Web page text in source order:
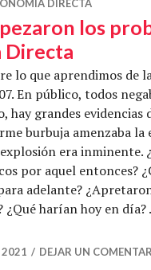
DIRECTA
los
Directa
lo que aprendimos de
En público, todos
hay grandes evidencias
burbuja amenzaba la
era inminente.
por aquel entonces?
adelante?
¿Qué harían hoy en
empezaron los
DEJAR UN